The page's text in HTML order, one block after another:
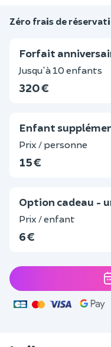
Zéro frais de
Forfait
Jusqu'à 10 enfants
320 €
Enfant
Prix / personne
15 €
Option cadeau -
Prix / enfant
6 €